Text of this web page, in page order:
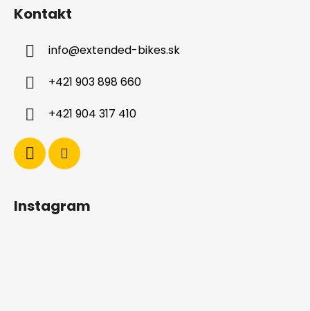
Kontakt
info@extended-bikes.sk
+421 903 898 660
+421 904 317 410
Instagram